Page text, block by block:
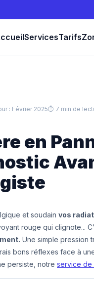
ServicesTarifs
: Février 2025⏱ 7 min de
en
et soudain vos
rouge qui clignote...
Une simple pression
bons réflexes face à
persiste, notre service de